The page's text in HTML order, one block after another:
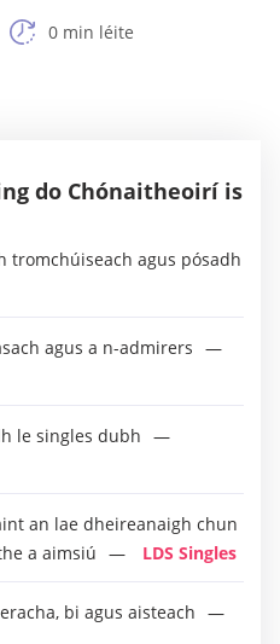
0 min léite
do Chónaitheoirí is
tromchúiseach agus pósadh
agus a n-admirers
le singles dubh
an lae dheireanaigh chun
a aimsiú
LDS Singles
bi agus aisteach